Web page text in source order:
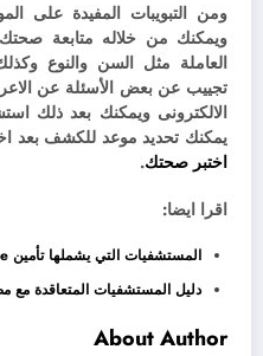
ومن التبويبات المفيدة على
ويمكنك من خلاله متابعة
العاملة مثل السن والنوع
تجييب عن بعض الأسئلة عن
الالكترونى ويمكنك بعد ذلك
يمكنك تحديد موعد للكشف بعد
اختبر صحتك.
اقرا ايضا:
المستشفيات التي يشملها تأمين nextcare في الهرم
دليل المستشفيات المتعاقدة مع
About Author